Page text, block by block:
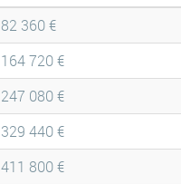
82 360 €
164 720 €
247 080 €
329 440 €
411 800 €